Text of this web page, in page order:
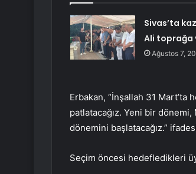
Sivas’ta
Ali toprağa
Ağustos 7,
Erbakan, “İnşallah 31 Mart’ta
patlatacağız. Yeni bir dönemi,
dönemini başlatacağız.”
Seçim öncesi hedefledikleri